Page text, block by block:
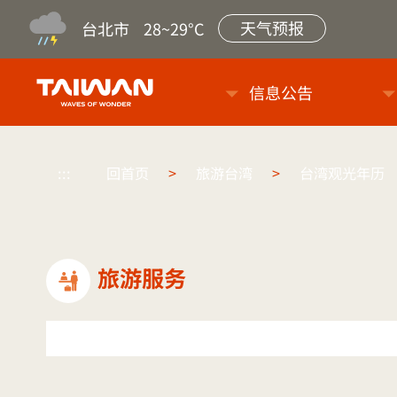
台北市 28~29°C
天气预报
台旅会北京办事处-台湾观光信
信息公告
::: 回首页 > 旅游台湾 > 台湾观光年历
旅游服务